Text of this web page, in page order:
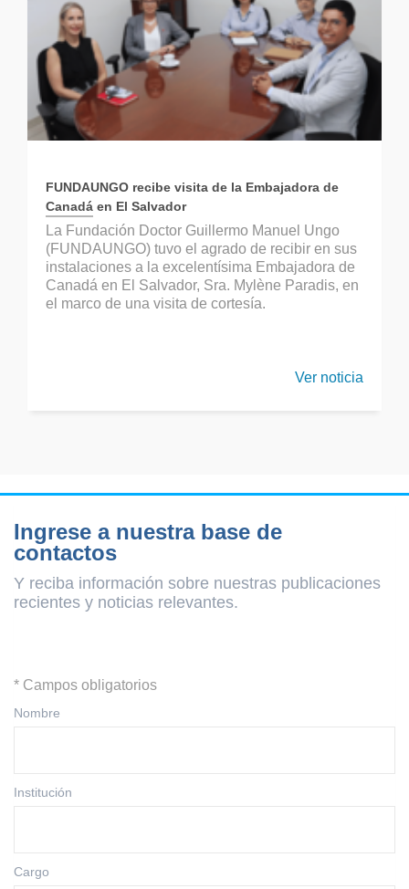
FUNDAUNGO recibe visita de la Embajadora de
Canadá en El Salvador
La Fundación Doctor Guillermo Manuel Ungo
(FUNDAUNGO) tuvo el agrado de recibir en sus
instalaciones a la excelentísima Embajadora de
Canadá en El Salvador, Sra. Mylène Paradis, en
el marco de una visita de cortesía.
Ver noticia
Ingrese a nuestra base de
contactos
Y reciba información sobre nuestras publicaciones
recientes y noticias relevantes.
* Campos obligatorios
Nombre
Institución
Cargo